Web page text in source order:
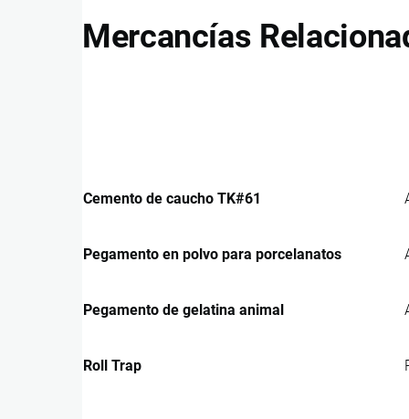
Mercancías
Cemento de caucho TK#61
Pegamento en polvo para porcelanatos
Pegamento de gelatina animal
Roll Trap